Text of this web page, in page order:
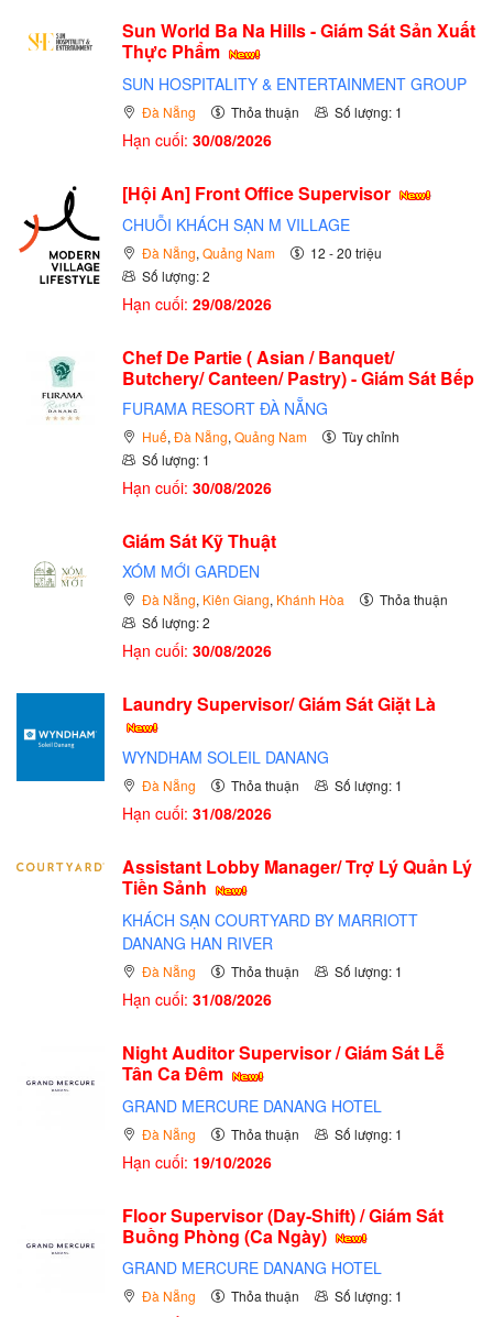
Sun World Ba Na Hills - Giám Sát Sản Xuất
Thực Phẩm
SUN HOSPITALITY & ENTERTAINMENT GROUP
Đà Nẵng Thỏa thuận Số lượng: 1
Hạn cuối: 30/08/2026
[Hội An] Front Office Supervisor
CHUỖI KHÁCH SẠN M VILLAGE
Đà Nẵng,Quảng Nam
12 - 20 triệu
Số lượng: 2
Hạn cuối: 29/08/2026
Chef De Partie ( Asian / Banquet/
Butchery/ Canteen/ Pastry) - Giám Sát Bếp
FURAMA RESORT ĐÀ NẴNG
Huế,Đà Nẵng,Quảng Nam
Tùy chỉnh
Số lượng: 1
Hạn cuối: 30/08/2026
Giám Sát Kỹ Thuật
XÓM MỚI GARDEN
Đà Nẵng, Kiên Giang, Khánh Hòa
Thỏa thuận
Số lượng: 2
Hạn cuối: 30/08/2026
Laundry Supervisor/ Giám Sát Giặt Là
WYNDHAM SOLEIL DANANG
Đà Nẵng Thỏa thuận Số lượng: 1
Hạn cuối: 31/08/2026
Assistant Lobby Manager/ Trợ Lý Quản Lý
Tiền Sảnh
KHÁCH SẠN COURTYARD BY MARRIOTT
DANANG HAN RIVER
Đà Nẵng Thỏa thuận Số lượng: 1
Hạn cuối: 31/08/2026
Night Auditor Supervisor / Giám Sát Lễ
Tân Ca Đêm
GRAND MERCURE DANANG HOTEL
Đà Nẵng Thỏa thuận Số lượng: 1
Hạn cuối: 19/10/2026
Floor Supervisor (Day-Shift) / Giám Sát
Buồng Phòng (Ca Ngày)
GRAND MERCURE DANANG HOTEL
Đà Nẵng Thỏa thuận Số lượng: 1